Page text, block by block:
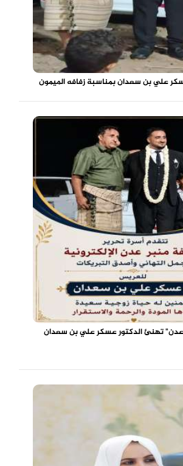
علي بن سعدان بمناسبة زفافه الميمون
عدن" تهنئ الدكتور عسكر علي بن سعدان